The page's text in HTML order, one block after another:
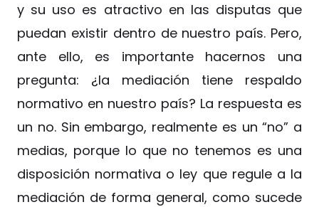
y su uso es atractivo en las disputas que
puedan existir dentro de nuestro país. Pero,
ante ello, es importante hacernos una
pregunta: ¿la mediación tiene respaldo
normativo en nuestro país? La respuesta es
un no. Sin embargo, realmente es un “no” a
medias, porque lo que no tenemos es una
disposición normativa o ley que regule a la
mediación de forma general, como sucede